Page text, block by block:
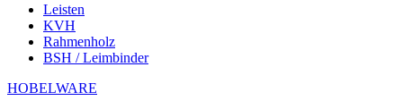
Leisten
KVH
Rahmenholz
BSH / Leimbinder
HOBELWARE